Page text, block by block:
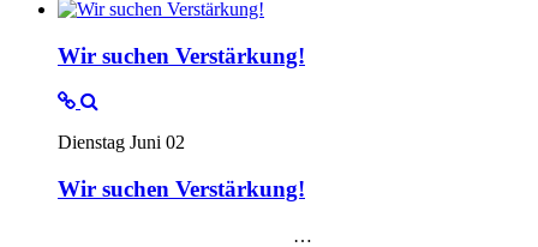
Wir suchen Verstärkung!
Dienstag Juni 02
Wir suchen Verstärkung!
…